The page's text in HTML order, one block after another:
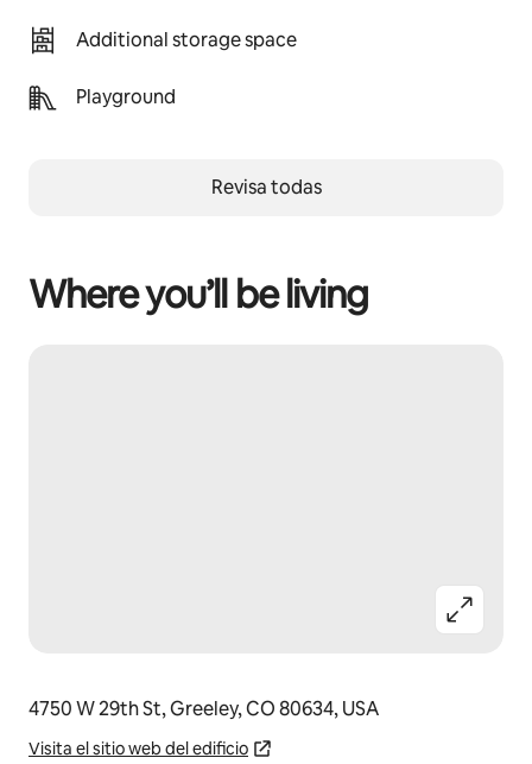
Additional storage space
Playground
Revisa todas
Where you’ll be living
4750 W 29th St, Greeley, CO 80634, USA
Visita el sitio web del edificio